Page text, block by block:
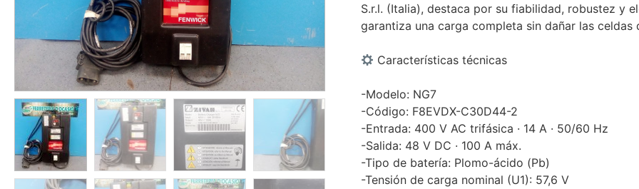
S.r.l. (Italia), destaca por su fiabilidad, robustez y
garantiza una carga completa sin dañar las celdas
Características técnicas
-Modelo: NG7
-Código: F8EVDX-C30D44-2
-Entrada: 400 V AC trifásica · 14 A · 50/60 Hz
-Salida: 48 V DC · 100 A máx.
-Tipo de batería: Plomo-ácido (Pb)
-Tensión de carga nominal (U1): 57,6 V